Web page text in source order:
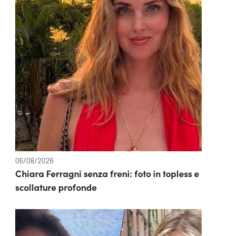
06/08/2026
Chiara Ferragni senza freni: foto in topless e
scollature profonde